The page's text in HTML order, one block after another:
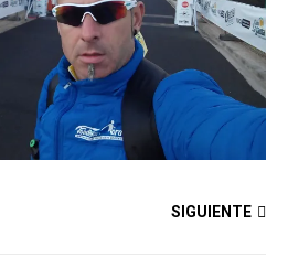
SIGUIENTE